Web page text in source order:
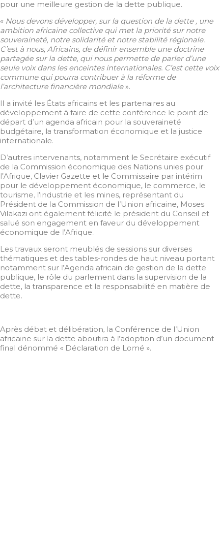
pour une meilleure gestion de la dette publique.
« Nous devons développer, sur la question de la dette , une
ambition africaine collective qui met la priorité sur notre
souveraineté, notre solidarité et notre stabilité régionale.
C’est à nous, Africains, de définir ensemble une doctrine
partagée sur la dette, qui nous permette de parler d’une
seule voix dans les enceintes internationales. C’est cette voix
commune qui pourra contribuer à la réforme de
l’architecture financière mondiale».
Il a invité les États africains et les partenaires au
développement à faire de cette conférence le point de
départ d’un agenda africain pour la souveraineté
budgétaire, la transformation économique et la justice
internationale.
D’autres intervenants, notamment le Secrétaire exécutif
de la Commission économique des Nations unies pour
l’Afrique, Clavier Gazette et le Commissaire par intérim
pour le développement économique, le commerce, le
tourisme, l’industrie et les mines, représentant du
Président de la Commission de l’Union africaine, Moses
Vilakazi ont également félicité le président du Conseil et
salué son engagement en faveur du développement
économique de l’Afrique.
Les travaux seront meublés de sessions sur diverses
thématiques et des tables-rondes de haut niveau portant
notamment sur l’Agenda africain de gestion de la dette
publique, le rôle du parlement dans la supervision de la
dette, la transparence et la responsabilité en matière de
dette.
Après débat et délibération, la Conférence de l’Union
africaine sur la dette aboutira à l’adoption d’un document
final dénommé « Déclaration de Lomé ».